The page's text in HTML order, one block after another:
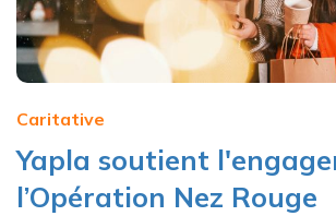
Caritative
Yapla soutient
l’Opération Nez Rouge